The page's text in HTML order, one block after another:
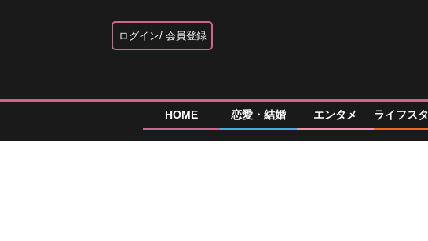
ログイン 会員登録
HOME 恋愛・結婚 エンタメ ライフス